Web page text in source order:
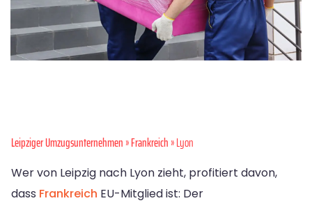
Leipziger Umzugsunternehmen»Frankreich» Lyon
Wer von Leipzig nach Lyon zieht, profitiert davon,
dass Frankreich EU-Mitglied ist: Der